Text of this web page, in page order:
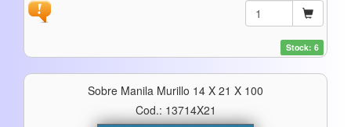
Stock: 6
Sobre Manila Murillo 14 X 21 X 100
Cod.: 13714X21